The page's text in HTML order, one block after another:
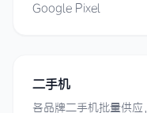
Google Pixel
二手机
各品牌二手机批量供